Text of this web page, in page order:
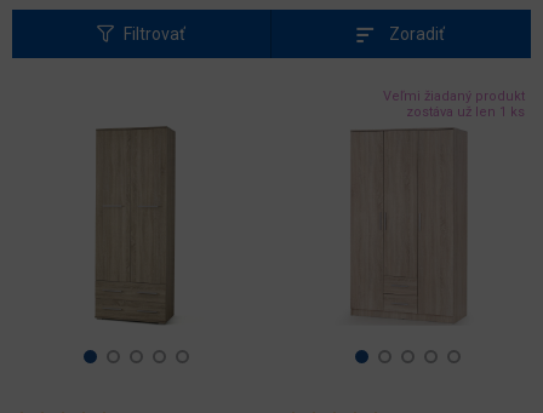
Filtrovať Zoradiť
čerešňačierna
dub
krémováorech
Veľmi žiadaný produkt
zostáva už len 1 ks